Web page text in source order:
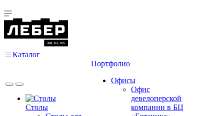
Каталог
Столы
Портфолио
Офисы
Офис
девелоперской
компании в БЦ